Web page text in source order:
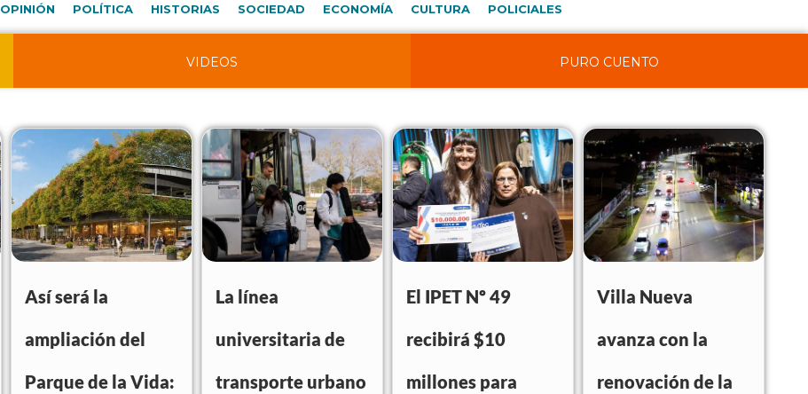
OPINIÓN POLÍTICA HISTORIAS SOCIEDAD ECONOMÍA CULTURA POLICIALES
VIDEOS PURO CUENTO
Así será la
ampliación del
Parque de la Vida:
La línea
universitaria de
transporte urbano
El IPET Nº 49
recibirá $10
millones para
Villa Nueva
avanza con la
renovación de la